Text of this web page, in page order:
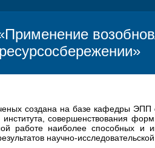
создана на базе кафедры
совершенствования
работе наиболее способных и
научно-